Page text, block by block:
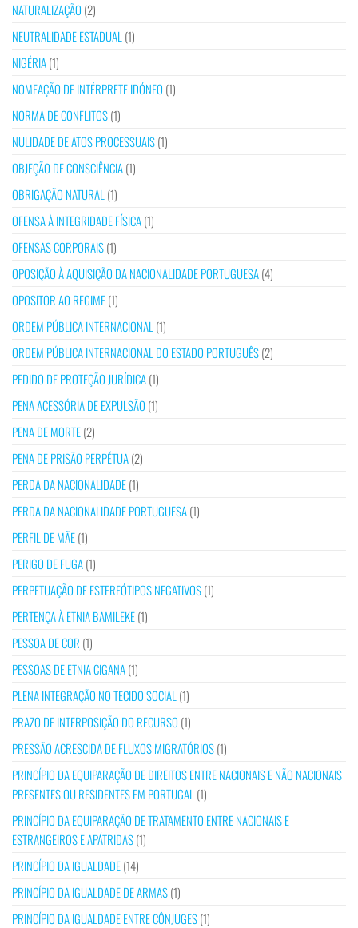
NATURALIZAÇÃO (2)
NEUTRALIDADE ESTADUAL (1)
NIGÉRIA(1)
NOMEAÇÃO DE INTÉRPRETE IDÓNEO (1)
NORMA DE CONFLITOS(1)
NULIDADE DE ATOS PROCESSUAIS(1)
OBJEÇÃO DE CONSCIÊNCIA(1)
OBRIGAÇÃO NATURAL (1)
OFENSA À INTEGRIDADE FÍSICA(1)
OFENSAS CORPORAIS(1)
OPOSIÇÃO À AQUISIÇÃO DA NACIONALIDADE PORTUGUESA(4)
OPOSITOR AO REGIME(1)
ORDEM PÚBLICA INTERNACIONAL (1)
ORDEM PÚBLICA INTERNACIONAL DO ESTADO PORTUGUÊS(2)
PEDIDO DE PROTEÇÃO JURÍDICA(1)
PENA ACESSÓRIA DE EXPULSÃO (1)
PENA DE MORTE(2)
PENA DE PRISÃO PERPÉTUA(2)
PERDA DA NACIONALIDADE(1)
PERDA DA NACIONALIDADE PORTUGUESA(1)
PERFIL DE MÃE(1)
PERIGO DE FUGA(1)
PERPETUAÇÃO DE ESTEREÓTIPOS NEGATIVOS(1)
PERTENÇA À ETNIA BAMILEKE(1)
PESSOA DE COR (1)
PESSOAS DE ETNIA CIGANA(1)
PLENA INTEGRAÇÃO NO TECIDO SOCIAL (1)
PRAZO DE INTERPOSIÇÃO DO RECURSO (1)
PRESSÃO ACRESCIDA DE FLUXOS MIGRATÓRIOS(1)
PRINCÍPIO DA EQUIPARAÇÃO DE DIREITOS ENTRE NACIONAIS E NÃO NACIONAIS
PRESENTES OU RESIDENTES EM PORTUGAL (1)
PRINCÍPIO DA EQUIPARAÇÃO DE TRATAMENTO ENTRE NACIONAIS E
ESTRANGEIROS E APÁTRIDAS(1)
PRINCÍPIO DA IGUALDADE(14)
PRINCÍPIO DA IGUALDADE DE ARMAS(1)
PRINCÍPIO DA IGUALDADE ENTRE CÔNJUGES(1)